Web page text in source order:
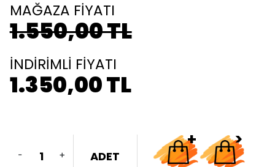
MAĞAZA FİYATI
1.550,00 TL
İNDİRİMLİ FİYATI
1.350,00 TL
- + ADET